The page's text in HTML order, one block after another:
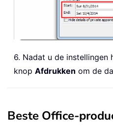
6. Nadat u de
knop Afdrukken om de
Beste Office-